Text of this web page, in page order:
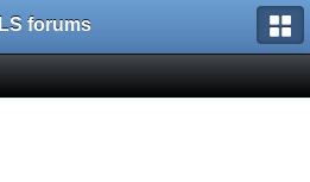
LS forums